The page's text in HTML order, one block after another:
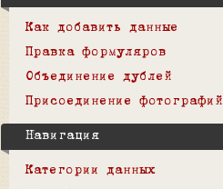
Как добавить данные
Правка формуляров
Объединение дублей
Присоединение фотографий
Навигация
Категории данных